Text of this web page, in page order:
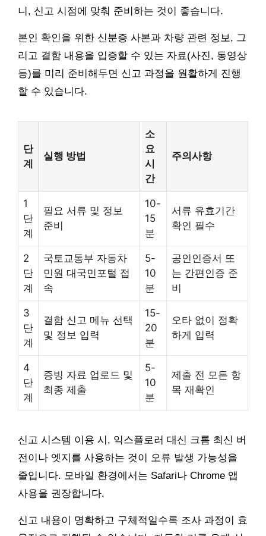
니, 신고 시점에 맞춰 준비하는 것이 좋습니다.
본인 확인을 위한 신분증 사본과 차량 관련 정보, 그
리고 결함 내용을 입증할 수 있는 자료(사진, 동영상
등)를 미리 준비해두면 신고 과정을 원활하게 진행
할 수 있습니다.
단
계
실행 방법
소
요
시
간
주의사항
1
단
계
필요 서류 및 정보
준비
10-
15
분
서류 유효기간
확인 필수
2
단
계
국토교통부 자동차
민원 대국민포털 접
속
5-
10
분
공인인증서 또
는 간편인증 준
비
3
단
계
결함 신고 메뉴 선택
및 정보 입력
15-
20
분
오타 없이 정확
하게 입력
4
단
계
증빙 자료 업로드 및
최종 제출
5-
10
분
제출 전 모든 항
목 재확인
신고 시스템 이용 시, 익스플로러 대신 크롬 최신 버
전이나 엣지를 사용하는 것이 오류 발생 가능성을
줄입니다. 모바일 환경에서는 Safari나 Chrome 앱
사용을 권장합니다.
신고 내용이 명확하고 구체적일수록 조사 과정이 효